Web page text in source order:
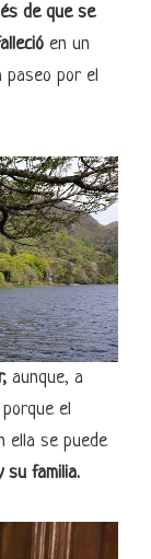
de que se
en un
paseo por el
aunque, a
el
ella se puede
su familia.